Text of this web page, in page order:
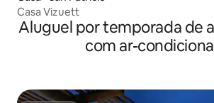
Casa Vizuett
Aluguel por temporada de
com ar-